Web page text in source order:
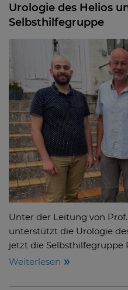
Urologie des Helios
Selbsthilfegruppe
Unter der Leitung von
unterstützt die Urologie
jetzt die Selbsthilfegruppe
Weiterlesen